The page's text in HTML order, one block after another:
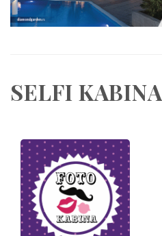
SELFI KABINA